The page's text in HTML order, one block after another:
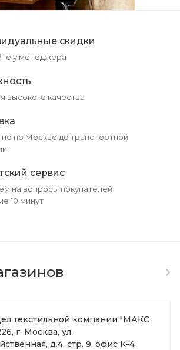
скидки
у менеджера
высокого качества
по Москве до транспортной
сервис
на вопросы покупателей
10 минут
текстильной компании "МАКС
г. Москва, ул.
д.4, стр. 9, офис К-4